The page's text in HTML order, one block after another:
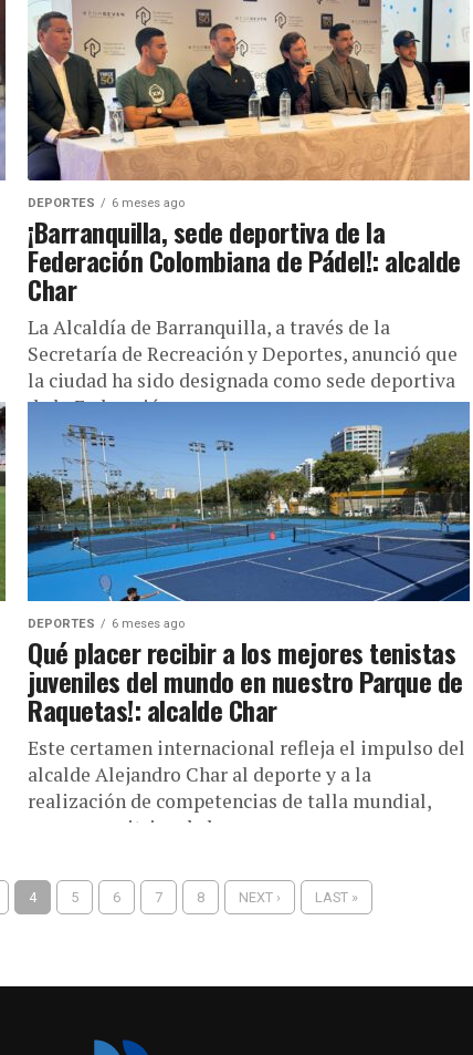
DEPORTES 6 meses ago
¡Barranquilla, sede deportiva de la
Federación Colombiana de Pádel!: alcalde
Char
La Alcaldía de Barranquilla, a través de la
Secretaría de Recreación y Deportes, anunció que
la ciudad ha sido designada como sede deportiva
de la Federación...
DEPORTES 6 meses ago
Qué placer recibir a los mejores tenistas
juveniles del mundo en nuestro Parque de
Raquetas!: alcalde Char
Este certamen internacional refleja el impulso del
alcalde Alejandro Char al deporte y a la
realización de competencias de talla mundial,
como una vitrina de la...
4 5 6 7 8 NEXT › LAST »